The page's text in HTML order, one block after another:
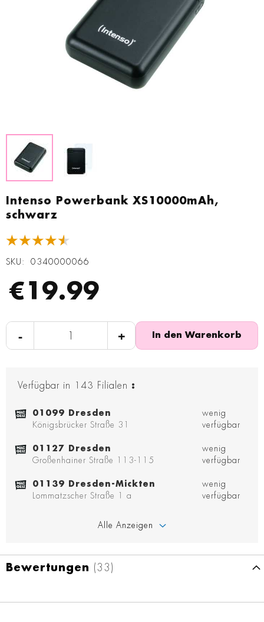
Intenso Powerbank XS10000mAh,
schwarz
★★★★★
SKU 0340000066
€19.99
- + In den Warenkorb
Verfügbar in 143 Filialen :
01099 Dresden
Königsbrücker Straße 31
wenig
verfügbar
01127 Dresden
Großenhainer Straße 113-115
wenig
verfügbar
01139 Dresden-Mickten
Lommatzscher Straße 1 a
wenig
verfügbar
Alle Anzeigen
Anfang
der
springen
Bewertungen 33